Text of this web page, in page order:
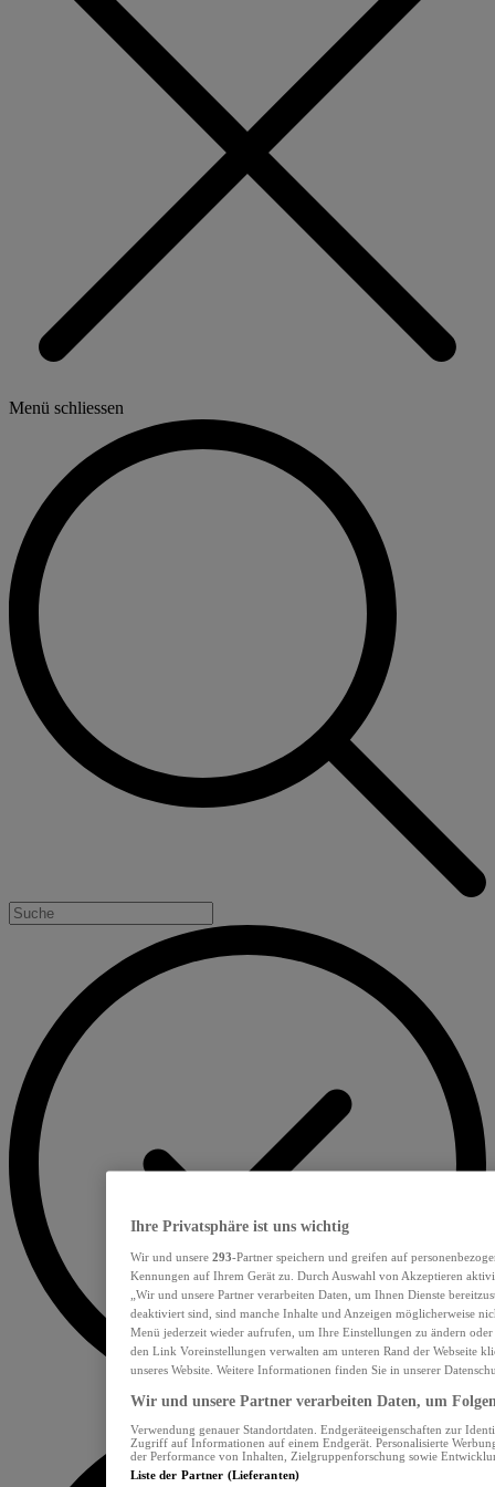
Menü schliessen
Ihre Privatsphäre ist uns wichtig
Wir und unsere 293-Partner speichern und greifen auf
Kennungen auf Ihrem Gerät zu. Durch Auswahl von Akzeptieren
„Wir und unsere Partner verarbeiten Daten, um Ihnen Dienste
deaktiviert sind, sind manche Inhalte und Anzeigen möglicherweise
Menü jederzeit wieder aufrufen, um Ihre Einstellungen zu ändern
den Link Voreinstellungen verwalten am unteren Rand der Webseite
unseres Website. Weitere Informationen finden Sie in unserer
Wir und unsere Partner verarbeiten Daten, um
Verwendung genauer Standortdaten. Endgeräteeigenschaften zur
Zugriff auf Informationen auf einem Endgerät. Personalisierte
der Performance von Inhalten, Zielgruppenforschung sowie
Liste der Partner (Lieferanten)